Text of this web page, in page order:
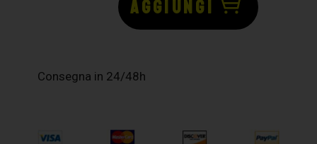
AGGIUNGI
Consegna in 24/48h